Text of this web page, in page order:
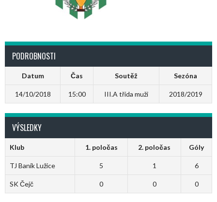
PODROBNOSTI
Datum Čas Soutěž Sezóna
14/10/2018 15:00 III.A třída muži 2018/2019
VÝSLEDKY
Klub 1. poločas 2. poločas Góly
TJ Baník Lužice 5 1 6
SK Čejč 0 0 0